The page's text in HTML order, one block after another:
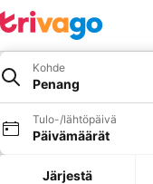
Kohde
Penang
Tulo-/lähtöpäivä
Päivämäärät
Järjestä